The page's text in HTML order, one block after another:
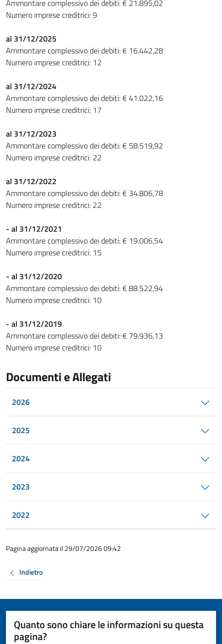
Ammontare complessivo dei debiti: € 21.895,02
Numero imprese creditrici: 9
al 31/12/2025
Ammontare complessivo dei debiti: € 16.442,28
Numero imprese creditrici: 12
al 31/12/2024
Ammontare complessivo dei debiti: € 41.022,16
Numero imprese creditrici: 17
al 31/12/2023
Ammontare complessivo dei debiti: € 58.519,92
Numero imprese creditrici: 22
al 31/12/2022
Ammontare complessivo dei debiti: € 34.806,78
Numero imprese creditrici: 22
- al 31/12/2021
Ammontare complessivo dei debiti: € 19.006,54
Numero imprese creditrici: 15
- al 31/12/2020
Ammontare complessivo dei debiti: € 88.522,94
Numero imprese creditrici: 10
- al 31/12/2019
Ammontare complessivo dei debiti: € 79.936,13
Numero imprese creditrici: 10
Documenti e Allegati
2026
2025
2024
2023
2022
Pagina aggiornata il 29/07/2026 09:42
Indietro
Quanto sono chiare le informazioni su questa
pagina?